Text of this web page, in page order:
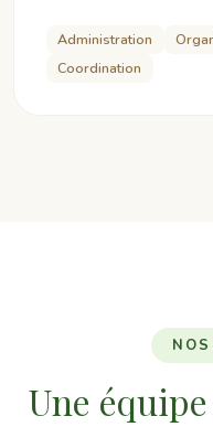
Administration
Coordination
Une